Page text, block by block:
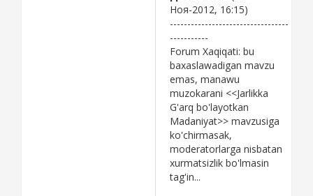
Ноя-2012, 16:15)
----------------------------------
-----------
Forum Xaqiqati: bu
baxaslawadigan mavzu
emas, manawu
muzokarani <<Jarlikka
G'arq bo'layotkan
Madaniyat>> mavzusiga
ko'chirmasak,
moderatorlarga nisbatan
xurmatsizlik bo'lmasin
tag'in...